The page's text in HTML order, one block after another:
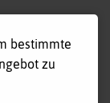
bestimmte
zu